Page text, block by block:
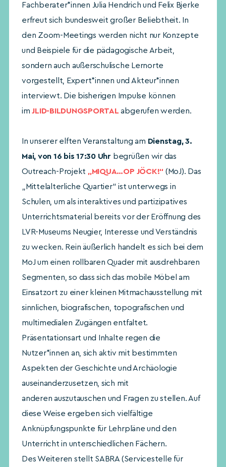
Fachberater*innen Julia Hendrich und Felix Bjerke
erfreut sich bundesweit großer Beliebtheit. In
den Zoom-Meetings werden nicht nur Konzepte
und Beispiele für die pädagogische Arbeit,
sondern auch außerschulische Lernorte
vorgestellt, Expert*innen und Akteur*innen
interviewt. Die bisherigen Impulse können
imJLID-BILDUNGSPORTAL abgerufen werden.
In unserer elften Veranstaltung am Dienstag, 3.
Mai, von 16 bis 17:30 Uhr begrüßen wir das
Outreach-Projekt „MIQUA…OP JÖCK!“ (MoJ). Das
„Mittelalterliche Quartier“ ist unterwegs in
Schulen, um als interaktives und partizipatives
Unterrichtsmaterial bereits vor der Eröffnung des
LVR-Museums Neugier, Interesse und Verständnis
zu wecken. Rein äußerlich handelt es sich bei dem
MoJ um einen rollbaren Quader mit ausdrehbaren
Segmenten, so dass sich das mobile Möbel am
Einsatzort zu einer kleinen Mitmachausstellung mit
sinnlichen, biografischen, topografischen und
multimedialen Zugängen entfaltet.
Präsentationsart und Inhalte regen die
Nutzer*innen an, sich aktiv mit bestimmten
Aspekten der Geschichte und Archäologie
auseinanderzusetzen, sich mit
anderen auszutauschen und Fragen zu stellen. Auf
diese Weise ergeben sich vielfältige
Anknüpfungspunkte für Lehrpläne und den
Unterricht in unterschiedlichen Fächern.
Des Weiteren stellt SABRA (Servicestelle für